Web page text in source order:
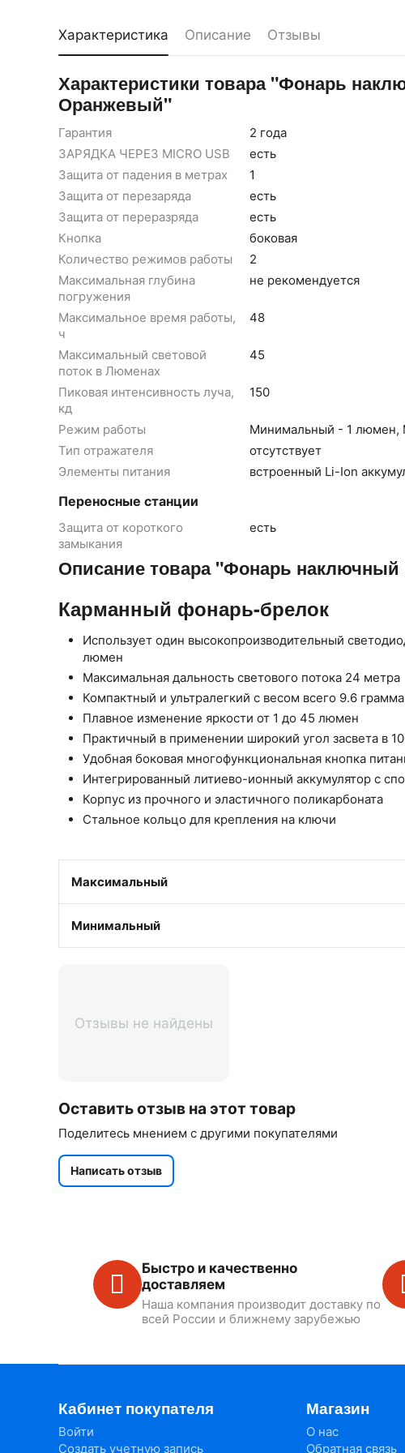
Характеристика Описание Отзывы
Характеристики товара "Фонарь
Оранжевый"
Гарантия
2 года
ЗАРЯДКА ЧЕРЕЗ MICRO USB
есть
Защита от падения в метрах
1
Защита от перезаряда
есть
Защита от переразряда
есть
Кнопка
боковая
Количество режимов работы
2
Максимальная глубина
погружения
не рекомендуется
Максимальное время работы,
ч
48
Максимальный световой
поток в Люменах
45
Пиковая интенсивность луча,
кд
150
Режим работы
Минимальный - 1
Тип отражателя
отсутствует
Элементы питания
встроенный Li-Ion
Переносные станции
Защита от короткого
замыкания
есть
Описание товара "Фонарь
Карманный фонарь-брелок
Использует один высокопроизводительный
люмен
Максимальная дальность светового потока 24 метра
Компактный и ультралегкий с весом всего 9.6 грамма
Плавное изменение яркости от 1 до 45 люмен
Практичный в применении широкий угол засвета в
Удобная боковая многофункциональная кнопка
Интегрированный литиево-ионный аккумулятор с
Корпус из прочного и эластичного поликарбоната
Стальное кольцо для крепления на ключи
Максимальный
Минимальный
Отзывы не найдены
Оставить отзыв на этот товар
Поделитесь мнением с другими покупателями
Написать отзыв
Быстро и качественно
доставляем
Наша компания производит доставку по
всей России и ближнему зарубежью
Кабинет покупателя
Войти
Создать учетную запись
Магазин
О нас
Обратная связь